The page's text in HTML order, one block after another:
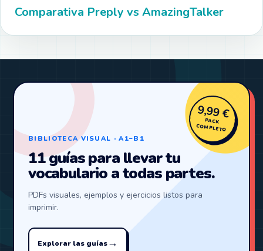
Comparativa Preply vs AmazingTalker
BIBLIOTECA VISUAL · A1–B1
11 guías para llevar tu
vocabulario a todas partes.
PDFs visuales, ejemplos y ejercicios listos para
imprimir.
Explorar las guías→
9,99 €
PACK
COMPLETO